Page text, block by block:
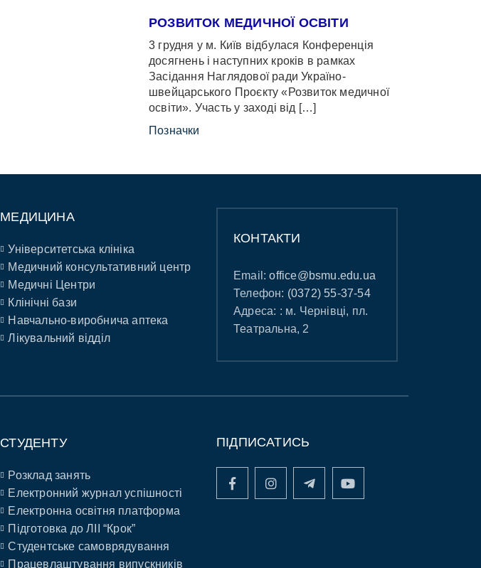
РОЗВИТОК МЕДИЧНОЇ ОСВІТИ
3 грудня у м. Київ відбулася Конференція
досягнень і наступних кроків в рамках
Засідання Наглядової ради Україно-
швейцарського Проєкту «Розвиток медичної
освіти». Участь у заході від […]
Позначки
МЕДИЦИНА
Університетська клініка
Медичний консультативний центр
Медичні Центри
Клінічні бази
Навчально-виробнича аптека
Лікувальний відділ
КОНТАКТИ
Email:office@bsmu.edu.ua
Телефон: (0372) 55-37-54
Адреса: : м. Чернівці, пл.
Театральна, 2
СТУДЕНТУ
Розклад занять
Електронний журнал успішності
Електронна освітня платформа
Підготовка до ЛІІ “Крок”
Студентське самоврядування
Працевлаштування випускників
ПІДПИСАТИСЬ